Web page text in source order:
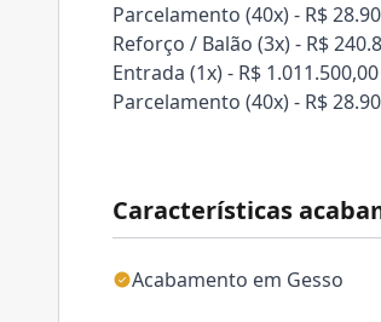
Características
Acabamento em Gesso
Parcelamento (40x) - R$
Reforço / Balão (3x) - R$
Entrada (1x) - R$ 1.011.500,00
Parcelamento (40x) - R$